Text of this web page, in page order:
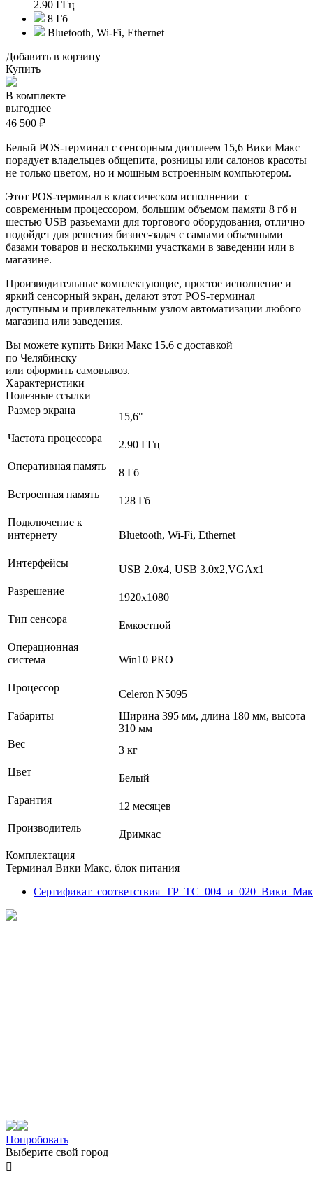
2.90 ГГц
8 Гб
Bluetooth, Wi-Fi, Ethernet
Добавить в корзину
Купить
В комплекте
выгоднее
46 500 ₽
Белый POS-терминал с сенсорным дисплеем 15,6 Вики Макс
порадует владельцев общепита, розницы или салонов красоты
не только цветом, но и мощным встроенным компьютером.
Этот POS-терминал в классическом исполнении с
современным процессором, большим объемом памяти 8 гб и
шестью USB разъемами для торгового оборудования, отлично
подойдет для решения бизнес-задач с самыми объемными
базами товаров и несколькими участками в заведении или в
магазине.
Производительные комплектующие, простое исполнение и
яркий сенсорный экран, делают этот POS-терминал
доступным и привлекательным узлом автоматизации любого
магазина или заведения.
Вы можете купить Вики Макс 15.6 с доставкой
по Челябинску
или оформить самовывоз.
Характеристики
Полезные ссылки
Размер экрана
15,6"
Частота процессора
2.90 ГГц
Оперативная память
8 Гб
Встроенная память
128 Гб
Подключение к
интернету
Bluetooth, Wi-Fi, Ethernet
Интерфейсы
USB 2.0х4, USB 3.0х2,VGAх1
Разрешение
1920х1080
Тип сенсора
Емкостной
Операционная
система
Win10 PRO
Процессор
Celeron N5095
Габариты
Ширина 395 мм, длина 180 мм, высота
310 мм
Вес
3 кг
Цвет
Белый
Гарантия
12 месяцев
Производитель
Дримкас
Комплектация
Терминал Вики Макс, блок питания
Попробовать
Выберите свой город
